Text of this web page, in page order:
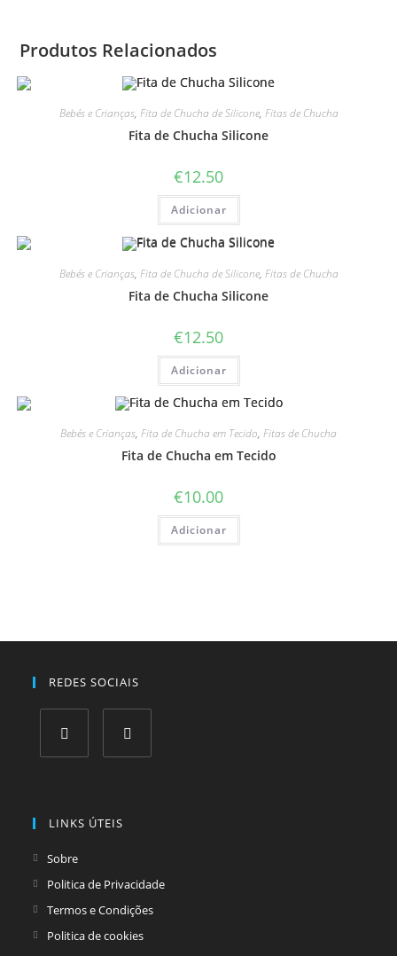
Produtos Relacionados
Bebés e Crianças, Fita de Chucha de Silicone, Fitas de Chucha
Fita de Chucha Silicone
€12.50
Adicionar
Bebés e Crianças, Fita de Chucha de Silicone, Fitas de Chucha
Fita de Chucha Silicone
€12.50
Adicionar
Bebés e Crianças, Fita de Chucha em Tecido, Fitas de Chucha
Fita de Chucha em Tecido
€10.00
Adicionar
REDES SOCIAIS
tab
LINKS ÚTEIS
Sobre
Politica de Privacidade
Termos e Condições
Politica de cookies